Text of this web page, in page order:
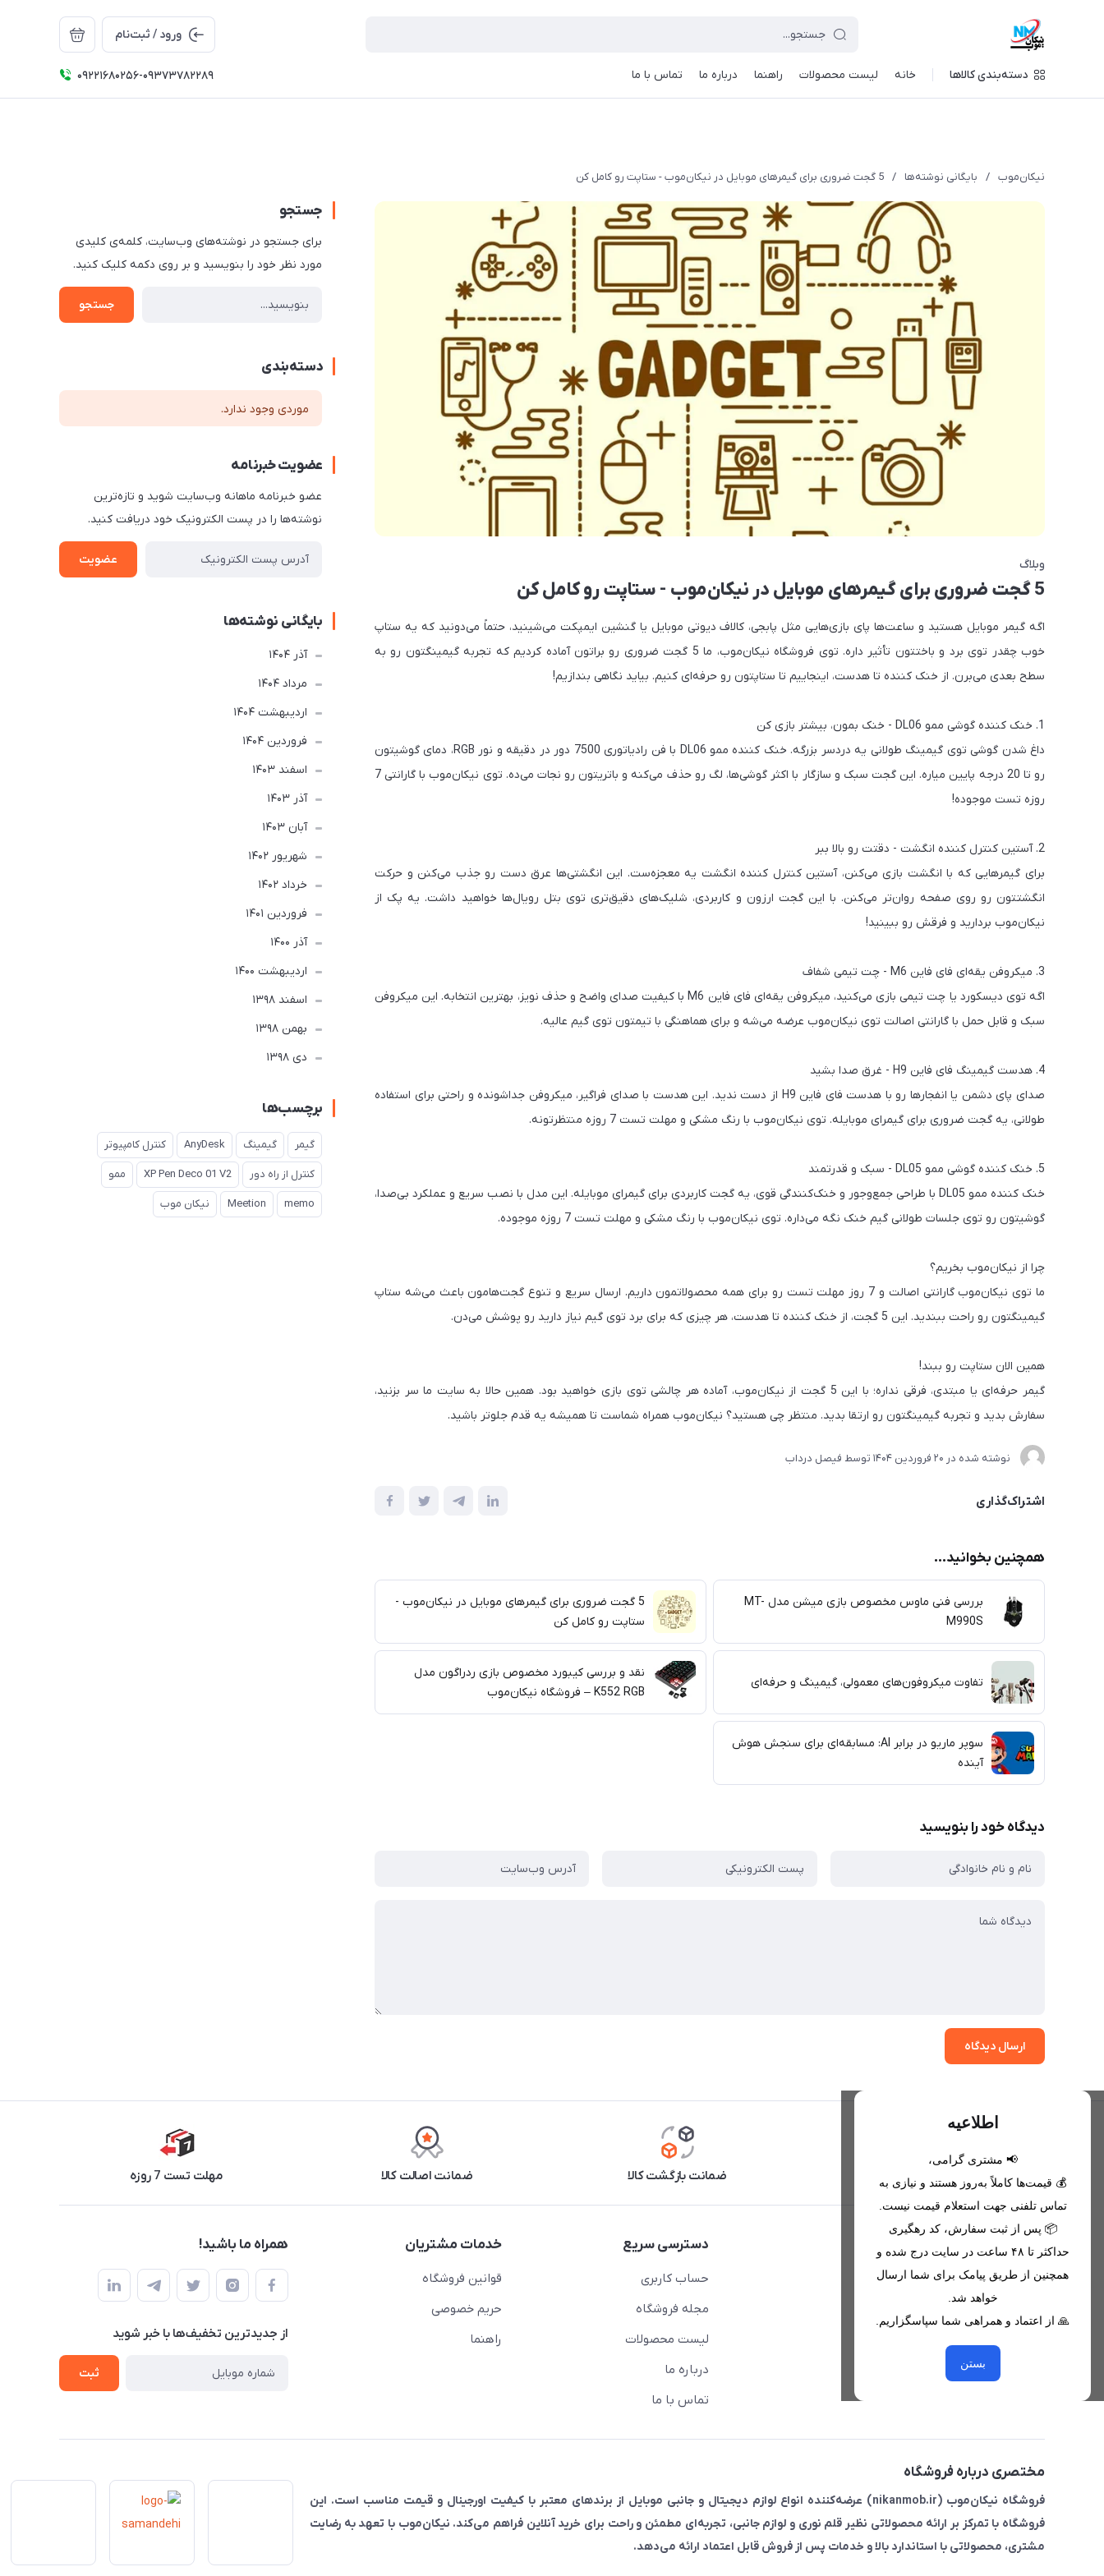
ورود / ثبت‌نام
دسته‌بندی کالاها خانه لیست محصولات راهنما درباره ما تماس با ما 09221680256-09373782289
نیکان‌موب / بایگانی نوشته‌ها / 5 گجت ضروری برای گیمرهای موبایل در نیکان‌موب - ستاپت رو کامل کن
وبلاگ
5 گجت ضروری برای گیمرهای موبایل در نیکان‌موب - ستاپت رو کامل کن
اگه گیمر موبایل هستید و ساعت‌ها پای بازی‌هایی مثل پابجی، کالاف دیوتی موبایل یا گنشین ایمپکت می‌شینید، حتماً می‌دونید که یه ستاپ
خوب چقدر توی برد و باختتون تأثیر داره. توی فروشگاه نیکان‌موب، ما 5 گجت ضروری رو براتون آماده کردیم که تجربه گیمینگتون رو به
سطح بعدی می‌برن. از خنک کننده تا هدست، اینجاییم تا ستاپتون رو حرفه‌ای کنیم. بیاید نگاهی بندازیم!
1. خنک کننده گوشی ممو DL06 - خنک بمون، بیشتر بازی کن
داغ شدن گوشی توی گیمینگ طولانی یه دردسر بزرگه. خنک کننده ممو DL06 با فن رادیاتوری 7500 دور در دقیقه و نور RGB، دمای گوشیتون
رو تا 20 درجه پایین میاره. این گجت سبک و سازگار با اکثر گوشی‌ها، لگ رو حذف می‌کنه و باتریتون رو نجات می‌ده. توی نیکان‌موب با گارانتی 7
روزه تست موجوده!
2. آستین کنترل کننده انگشت - دقتت رو بالا ببر
برای گیمرهایی که با انگشت بازی می‌کنن، آستین کنترل کننده انگشت یه معجزه‌ست. این انگشتی‌ها عرق دست رو جذب می‌کنن و حرکت
انگشتتون رو روی صفحه روان‌تر می‌کنن. با این گجت ارزون و کاربردی، شلیک‌های دقیق‌تری توی بتل رویال‌ها خواهید داشت. یه پک از
نیکان‌موب بردارید و فرقش رو ببینید!
3. میکروفن یقه‌ای فای فاین M6 - چت تیمی شفاف
اگه توی دیسکورد یا چت تیمی بازی می‌کنید، میکروفن یقه‌ای فای فاین M6 با کیفیت صدای واضح و حذف نویز، بهترین انتخابه. این میکروفن
سبک و قابل حمل با گارانتی اصالت توی نیکان‌موب عرضه می‌شه و برای هماهنگی با تیمتون توی گیم عالیه.
4. هدست گیمینگ فای فاین H9 - غرق صدا بشید
صدای پای دشمن یا انفجارها رو با هدست فای فاین H9 از دست ندید. این هدست با صدای فراگیر، میکروفن جداشونده و راحتی برای استفاده
طولانی، یه گجت ضروری برای گیمرای موبایله. توی نیکان‌موب با رنگ مشکی و مهلت تست 7 روزه منتظرتونه.
5. خنک کننده گوشی ممو DL05 - سبک و قدرتمند
خنک کننده ممو DL05 با طراحی جمع‌وجور و خنک‌کنندگی قوی، یه گجت کاربردی برای گیمرای موبایله. این مدل با نصب سریع و عملکرد بی‌صدا،
گوشیتون رو توی جلسات طولانی گیم خنک نگه می‌داره. توی نیکان‌موب با رنگ مشکی و مهلت تست 7 روزه موجوده.
چرا از نیکان‌موب بخریم؟
ما توی نیکان‌موب گارانتی اصالت و 7 روز مهلت تست رو برای همه محصولاتمون داریم. ارسال سریع و تنوع گجت‌هامون باعث می‌شه ستاپ
گیمینگتون رو راحت ببندید. این 5 گجت، از خنک کننده تا هدست، هر چیزی که برای برد توی گیم نیاز دارید رو پوشش می‌دن.
همین الان ستاپت رو ببند!
گیمر حرفه‌ای یا مبتدی، فرقی نداره؛ با این 5 گجت از نیکان‌موب، آماده هر چالشی توی بازی خواهید بود. همین حالا به سایت ما سر بزنید،
سفارش بدید و تجربه گیمینگتون رو ارتقا بدید. منتظر چی هستید؟ نیکان‌موب همراه شماست تا همیشه یه قدم جلوتر باشید.
نوشته شده در 20 فروردین 1404 توسط فیصل درداب
اشتراک‌گذاری
همچنین بخوانید...
بررسی فنی ماوس مخصوص بازی میشن مدل MT-
M990S
5 گجت ضروری برای گیمرهای موبایل در نیکان‌موب -
ستاپت رو کامل کن
تفاوت میکروفون‌های معمولی، گیمینگ و حرفه‌ای
نقد و بررسی کیبورد مخصوص بازی ردراگون مدل
K552 RGB – فروشگاه نیکان‌موب
سوپر ماریو در برابر AI: مسابقه‌ای برای سنجش هوش
آینده
دیدگاه خود را بنویسید
ارسال دیدگاه
جستجو
برای جستجو در نوشته‌های وب‌سایت، کلمه‌ی کلیدی
مورد نظر خود را بنویسید و بر روی دکمه کلیک کنید.
جستجو
دسته‌بندی
موردی وجود ندارد.
عضویت خبرنامه
عضو خبرنامه ماهانه وب‌سایت شوید و تازه‌ترین
نوشته‌ها را در پست الکترونیک خود دریافت کنید.
عضویت
بایگانی نوشته‌ها
آذر 1404
مرداد 1404
ارديبهشت 1404
فروردین 1404
اسفند 1403
آذر 1403
آبان 1403
شهریور 1402
خرداد 1402
فروردین 1401
آذر 1400
ارديبهشت 1400
اسفند 1398
بهمن 1398
دی 1398
برچسب‌ها
گیمر گیمینگ AnyDesk کنترل کامپیوتر
کنترل از راه دور XP Pen Deco 01 V2 ممو
memo
Meetion نیکان موب
اطلاعیه
📢 مشتری گرامی،
💰 قیمت‌ها کاملاً به‌روز هستند و نیازی به
تماس تلفنی جهت استعلام قیمت نیست.
📦 پس از ثبت سفارش، کد رهگیری
حداکثر تا ۴۸ ساعت در سایت درج شده و
همچنین از طریق پیامک برای شما ارسال
خواهد شد.
🙏 از اعتماد و همراهی شما سپاسگزاریم.
بستن
تحویل اکسپرس(با هماهنگی) ضمانت بازگشت کالا ضمانت اصالت کالا مهلت تست 7 روزه
اطلاعات تماس
09221680256 - 09373782289
nikanmobstore@gmail.com
دسترسی سریع
حساب کاربری
مجله فروشگاه
لیست محصولات
درباره ما
تماس با ما
خدمات مشتریان
قوانین فروشگاه
حریم خصوصی
راهنما
همراه ما باشید!
از جدید‌ترین تخفیف‌ها با‌ خبر شوید
ثبت
مختصری درباره فروشگاه
فروشگاه نیکان‌موب (nikanmob.ir) عرضه‌کننده انواع لوازم دیجیتال و جانبی موبایل از برندهای معتبر با کیفیت اورجینال و قیمت مناسب است. این
فروشگاه با تمرکز بر ارائه محصولاتی نظیر قلم نوری و لوازم جانبی، تجربه‌ای مطمئن و راحت برای خرید آنلاین فراهم می‌کند. نیکان‌موب با تعهد به رضایت
مشتری، محصولاتی با استاندارد بالا و خدمات پس از فروش قابل اعتماد ارائه می‌دهد.